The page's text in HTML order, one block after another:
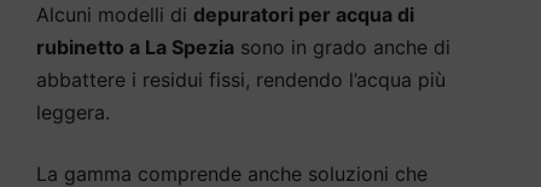
Alcuni modelli di depuratori per acqua di
rubinetto a La Spezia sono in grado anche di
abbattere i residui fissi, rendendo l’acqua più
leggera.
La gamma comprende anche soluzioni che